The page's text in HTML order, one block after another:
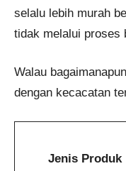
selalu lebih murah
tidak melalui proses
Walau
dengan kecacatan
Jenis Produk